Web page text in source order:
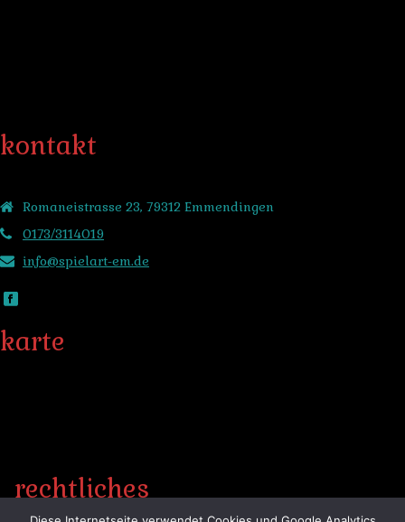
kontakt
Romaneistrasse 23, 79312 Emmendingen
0173/3114019
info@spielart-em.de
karte
rechtliches